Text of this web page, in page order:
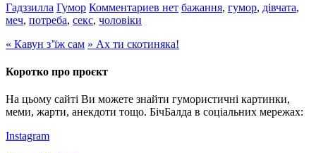
Гадззилла Гумор Комментариев нет бажання, гумор, дівчата,
меч, потреба, секс, чоловіки
« Кавун з’їж сам » Ах ти скотиняка!
Коротко про проєкт
На цьому сайті Ви можете знайти гумористичні картинки,
меми, жарти, анекдоти тощо. БічБалда в соціальних мережах:
Instagram